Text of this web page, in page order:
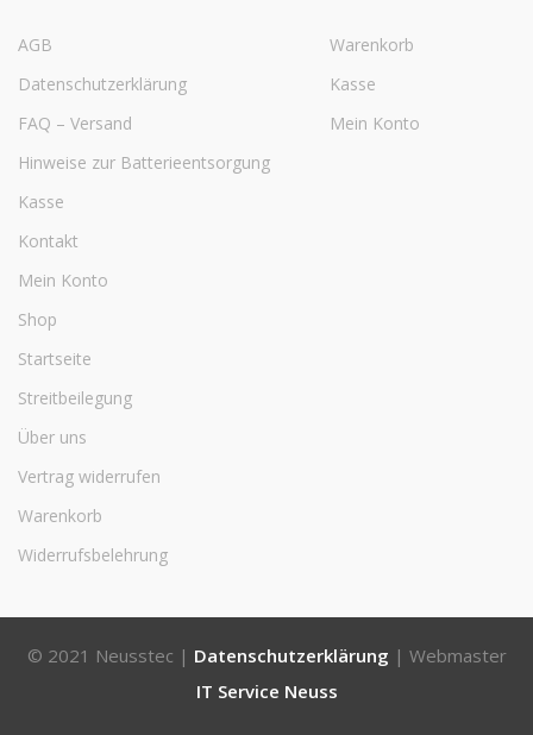
AGB
Datenschutzerklärung
FAQ – Versand
Hinweise zur Batterieentsorgung
Kasse
Kontakt
Mein Konto
Shop
Startseite
Streitbeilegung
Über uns
Vertrag widerrufen
Warenkorb
Widerrufsbelehrung
Warenkorb
Kasse
Mein Konto
© 2021 Neusstec | Datenschutzerklärung | Webmaster
IT Service Neuss